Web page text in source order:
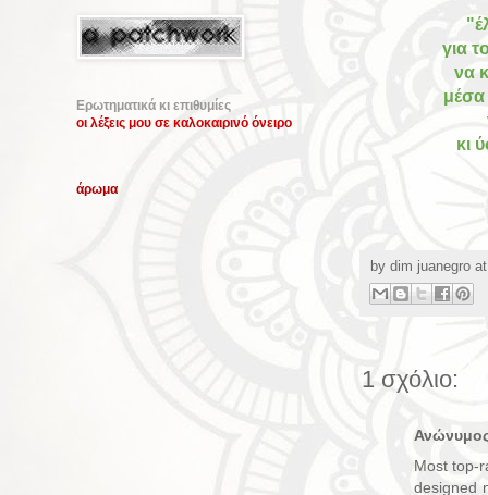
"
για
να
κι
by dim juanegro
1 σχόλιο:
Most top-
designed
Ερωτηματικά κι επιθυμίες
οι λέξεις μου σε καλοκαιρινό όνειρο
άρωμα